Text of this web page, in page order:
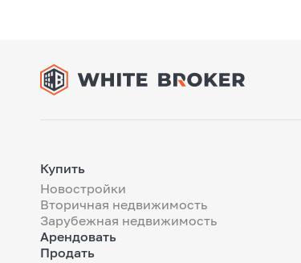
Купить
Новостройки
Вторичная недвижимость
Зарубежная недвижимость
Арендовать
Продать